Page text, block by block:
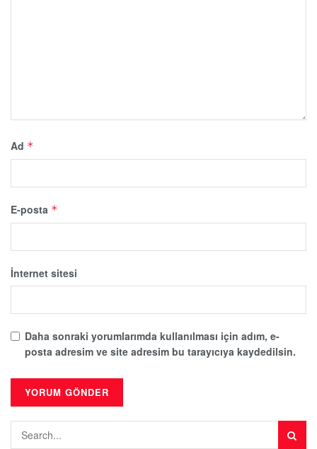
Ad *
E-posta *
İnternet sitesi
Daha sonraki yorumlarımda kullanılması için adım, e-
posta adresim ve site adresim bu tarayıcıya kaydedilsin.